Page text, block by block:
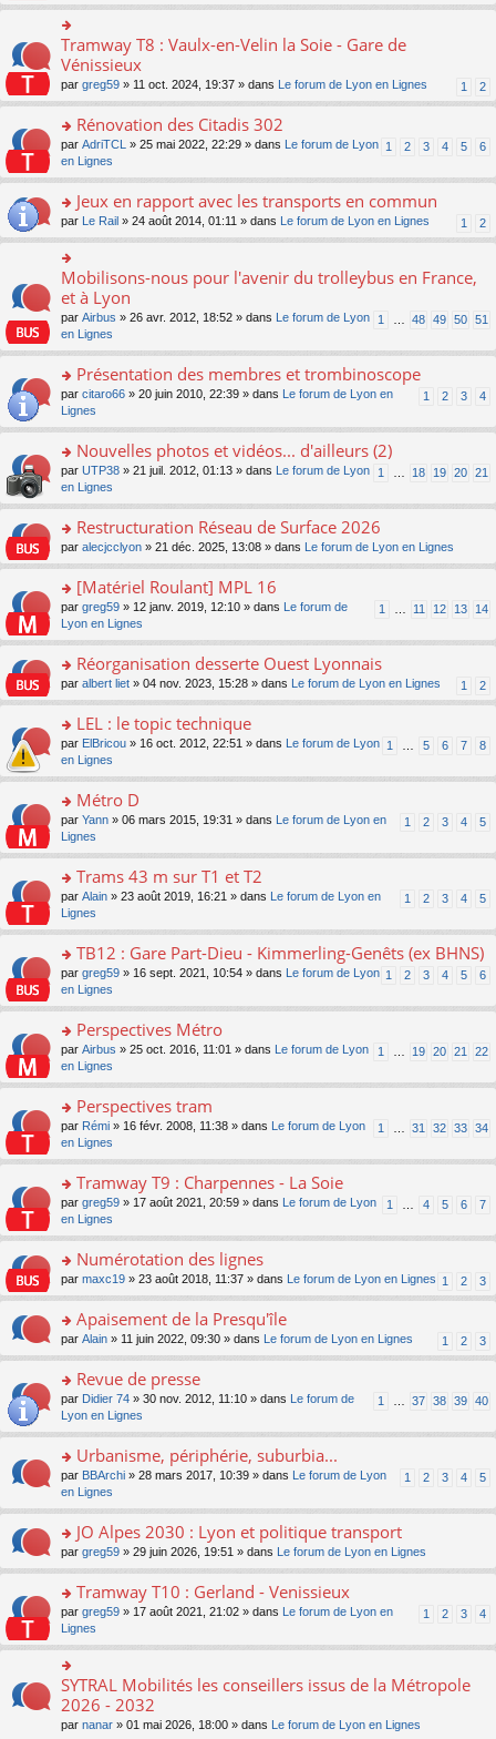
s
ult
er
le
m
e
s
s
g
o
n
lu
le
pl
u
s
ré
c
e
nt
o
n
ult
er
le
m
e
s
a
g
e
n
o
n
le
u
s
ré
c
e
Tramway T8 : Vaulx-en-Velin la Soie - Gare de
Vénissieux
1 2
par greg59 » 11 oct. 2024, 19:37 » dans Le forum de Lyon en Lignes
o
n
s
er
le
m
e
s
s
g
o
n
lu
le
u
s
ré
c
e
nt
Rénovation des Citadis 302
1 2 3 4 5 6
par AdriTCL » 25 mai 2022, 22:29 » dans
Le forum de Lyon
en Lignes
o
n
s
ult
er
le
m
e
s
s
g
o
n
lu
le
u
s
ré
c
e
nt
Jeux en rapport avec les transports en commun
1 2
par Le Rail » 24 août 2014, 01:11 » dans Le forum de Lyon en Lignes
o
n
ult
le
m
e
s
s
g
e
n
o
n
lu
u
s
ré
c
e
Mobilisons-nous pour l'avenir du trolleybus en France,
et à Lyon
1 48 49 50 51
par Airbus » 26 avr. 2012, 18:52 » dans
Le forum de Lyon
en Lignes
o
s
er
le
m
e
s
s
e
n
o
n
lu
pl
s
ré
c
e
Présentation des membres et trombinoscope
1 2 3 4
par citaro66 » 20 juin 2010, 22:39 » dans
Le forum de Lyon en
Lignes
o
n
s
er
le
m
e
s
s
e
n
o
n
le
s
ré
e
Nouvelles photos et vidéos... d'ailleurs (2)
1 18 19 20 21
par UTP38 » 21 juil. 2012, 01:13 » dans
Le forum de Lyon
en Lignes
o
n
ult
er
le
m
e
s
g
e
n
o
n
le
s
ré
e
Restructuration Réseau de Surface 2026
par alecjcclyon » 21 déc. 2025, 13:08 » dans Le forum de Lyon en Lignes
o
s
er
le
m
e
s
s
e
n
o
n
lu
pl
ré
c
e
nt
[Matériel Roulant] MPL 16
1 11 12 13 14
par greg59 » 12 janv. 2019, 12:10 » dans
Le forum de
Lyon en Lignes
o
n
ult
er
le
m
e
s
s
e
n
o
n
lu
pl
ré
c
e
nt
Réorganisation desserte Ouest Lyonnais
1 2
par albert liet » 04 nov. 2023, 15:28 » dans Le forum de Lyon en Lignes
o
n
s
er
le
m
e
s
s
a
n
o
n
lu
le
u
c
e
nt
LEL : le topic technique
1 5 6 7 8
par ElBricou » 16 oct. 2012, 22:51 » dans
Le forum de Lyon
en Lignes
o
s
er
le
m
e
s
s
a
n
o
n
lu
le
u
c
e
nt
Métro D
1 2 3 4 5
par Yann » 06 mars 2015, 19:31 » dans
Le forum de Lyon en
Lignes
o
s
er
le
m
e
s
s
a
n
o
n
lu
le
u
c
e
nt
Trams 43 m sur T1 et T2
1 2 3 4 5
par Alain » 23 août 2019, 16:21 » dans
Le forum de Lyon en
Lignes
o
n
s
er
le
m
e
s
s
a
n
o
n
lu
le
u
ré
c
e
TB12 : Gare Part-Dieu - Kimmerling-Genêts (ex BHNS)
1 2 3 4 5 6
par greg59 » 16 sept. 2021, 10:54 » dans
Le forum de Lyon
en Lignes
o
n
s
er
le
m
e
s
s
a
n
o
n
lu
pl
s
ré
e
Perspectives Métro
1 19 20 21 22
par Airbus » 25 oct. 2016, 11:01 » dans
Le forum de Lyon
en Lignes
o
n
s
er
le
m
e
s
s
e
n
o
n
le
pl
s
ré
c
e
Perspectives tram
1 31 32 33 34
par Rémi » 16 févr. 2008, 11:38 » dans
Le forum de Lyon
en Lignes
o
n
s
er
le
m
e
s
g
e
n
o
n
le
s
ré
c
nt
Tramway T9 : Charpennes - La Soie
1 4 5 6 7
par greg59 » 17 août 2021, 20:59 » dans
Le forum de Lyon
en Lignes
o
n
ult
er
le
m
e
s
g
e
n
o
n
le
u
s
ré
c
e
nt
Numérotation des lignes
1 2 3
par maxc19 » 23 août 2018, 11:37 » dans Le forum de Lyon en Lignes
o
n
ult
er
le
m
e
s
s
e
n
o
n
le
s
ré
c
e
Apaisement de la Presqu'île
1 2 3
par Alain » 11 juin 2022, 09:30 » dans Le forum de Lyon en Lignes
o
s
er
le
m
e
s
s
e
n
o
n
lu
le
pl
u
s
Revue de presse
1 37 38 39 40
par Didier 74 » 30 nov. 2012, 11:10 » dans
Le forum de
Lyon en Lignes
o
n
s
er
le
m
e
s
s
g
n
o
n
Urbanisme, périphérie, suburbia...
1 2 3 4 5
par BBArchi » 28 mars 2017, 10:39 » dans
Le forum de Lyon
en Lignes
o
n
ult
er
le
m
e
s
s
g
JO Alpes 2030 : Lyon et politique transport
par greg59 » 29 juin 2026, 19:51 » dans Le forum de Lyon en Lignes
o
s
ult
er
le
m
e
Tramway T10 : Gerland - Venissieux
1 2 3 4
par greg59 » 17 août 2021, 21:02 » dans
Le forum de Lyon en
Lignes
o
n
ult
SYTRAL Mobilités les conseillers issus de la Métropole
2026 - 2032
par nanar » 01 mai 2026, 18:00 » dans Le forum de Lyon en Lignes